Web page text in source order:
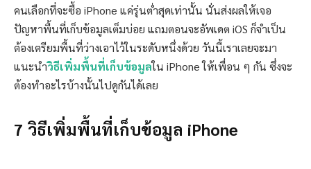
คนเลือกที่จะซื้อ iPhone แค่รุ่นต่ำสุดเท่านั้น นั่นส่งผลให้เจอ
ปัญหาพื้นที่เก็บข้อมูลเต็มบ่อย แถมตอนจะอัพเดต iOS ก็จำเป็น
ต้องเตรียมพื้นที่ว่างเอาไว้ในระดับหนึ่งด้วย วันนี้เราเลยจะมา
แนะนำวิธีเพิ่มพื้นที่เก็บข้อมูลใน iPhone ให้เพื่อน ๆ กัน ซึ่งจะ
ต้องทำอะไรบ้างนั้นไปดูกันได้เลย
7 วิธีเพิ่มพื้นที่เก็บข้อมูล iPhone